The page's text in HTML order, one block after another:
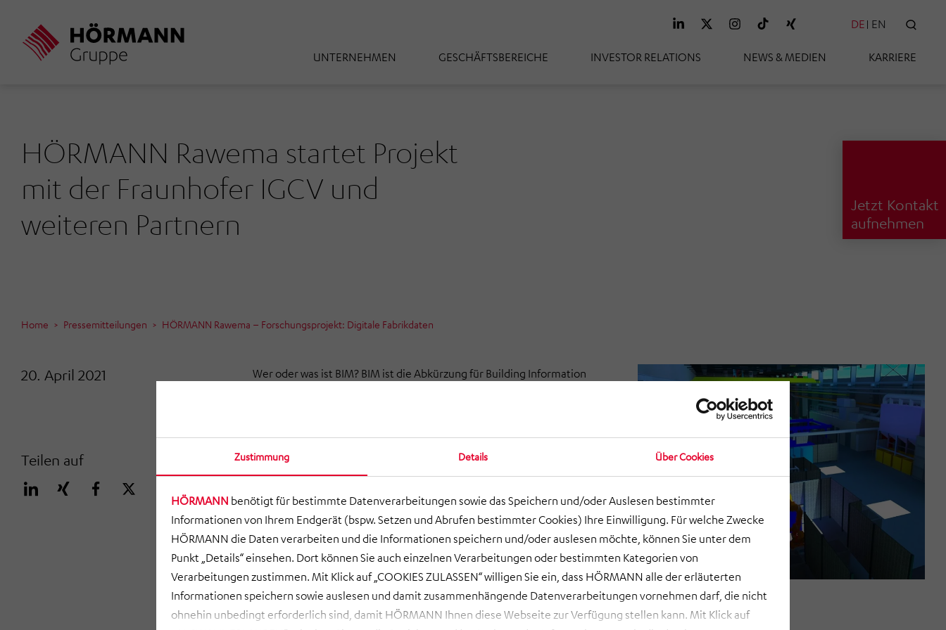
Zustimmung Details Über Cookies
HÖRMANN benötigt für bestimmte Datenverarbeitungen sowie das Speichern und/oder Auslesen bestimmter
Informationen von Ihrem Endgerät (bspw. Setzen und Abrufen bestimmter Cookies) Ihre Einwilligung. Für welche Zwecke
HÖRMANN die Daten verarbeiten und die Informationen speichern und/oder auslesen möchte, können Sie unter dem
Punkt „Details“ einsehen. Dort können Sie auch einzelnen Verarbeitungen oder bestimmten Kategorien von
Verarbeitungen zustimmen. Mit Klick auf „COOKIES ZULASSEN“ willigen Sie ein, dass HÖRMANN alle der erläuterten
Informationen speichern sowie auslesen und damit zusammenhängende Datenverarbeitungen vornehmen darf, die nicht
ohnehin unbedingt erforderlich sind, damit HÖRMANN Ihnen diese Webseite zur Verfügung stellen kann. Mit Klick auf
Inhalt
UNTERNEHMEN GESCHÄFTSBEREICHE INVESTOR RELATIONS NEWS & MEDIEN KARRIERE
DE EN
Jetzt Kontakt
aufnehmen
HÖRMANN Rawema startet Projekt
mit der Fraunhofer IGCV und
weiteren Partnern
Home Pressemitteilungen HÖRMANN Rawema – Forschungsprojekt: Digitale Fabrikdaten
20. April 2021
Teilen auf
Wer oder was ist BIM? BIM ist die Abkürzung für Building Information
für Produktionsanlagen.
Gemeinsam mit dem Fraunhofer IGCV und weiteren Partnern wie der
AGCO GmbH, der Bauer AG und den Wieland Werken hat die ­HÖRMANN
Rawema eine Initiative zum Thema „Bestandsdigitalisierung zur Nutzung
von Building Information Modeling in bestehenden
Produktionsumgebungen“ initiiert. „Wir wollen uns austauschen, den
Stand der Technik prüfen und einen Ausblick auf zukünftige
Entwicklungen geben“, erklärt Innovationsmanager Benjamin Bielefeld
von HÖRMANN Rawema. „Denn eine digitalisierte Informationsbasis wird
auch für unsere Kunden in Zukunft immer wichtiger werden.“